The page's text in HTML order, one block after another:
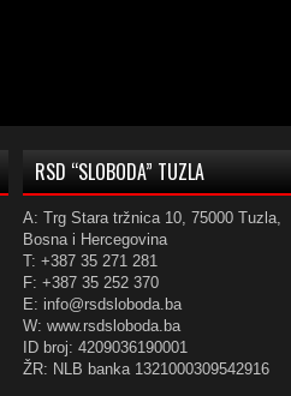
RSD “SLOBODA” TUZLA
A: Trg Stara tržnica 10, 75000 Tuzla,
Bosna i Hercegovina
T: +387 35 271 281
F: +387 35 252 370
E: info@rsdsloboda.ba
W: www.rsdsloboda.ba
ID broj: 4209036190001
ŽR: NLB banka 1321000309542916